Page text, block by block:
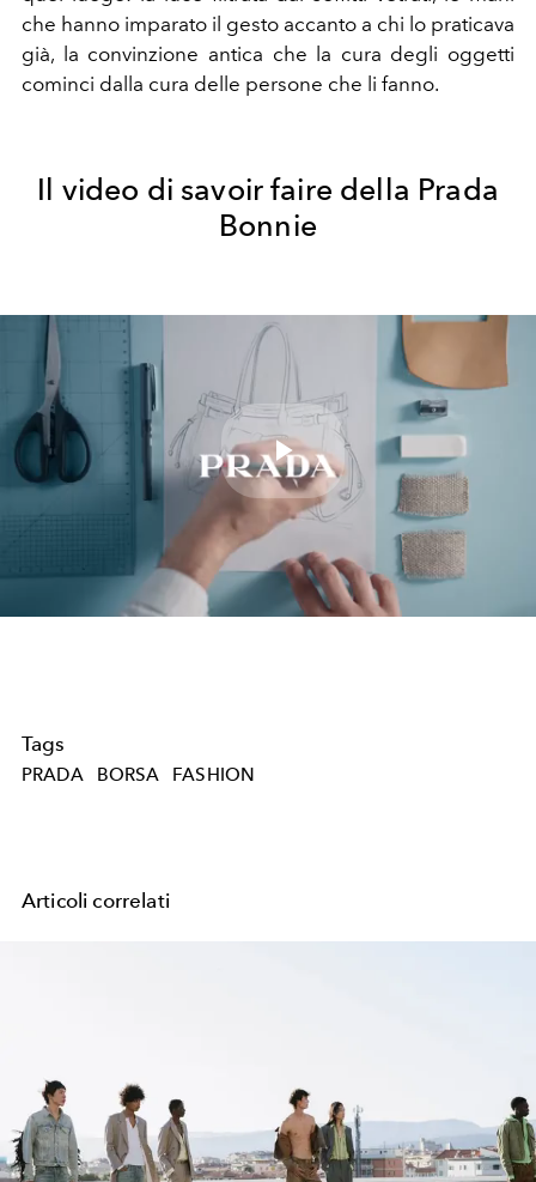
che hanno imparato il gesto accanto a chi lo praticava
già, la convinzione antica che la cura degli oggetti
cominci dalla cura delle persone che li fanno.
Il video di savoir faire della Prada
Bonnie
Play
Video
Tags
PRADA BORSA FASHION
Articoli correlati